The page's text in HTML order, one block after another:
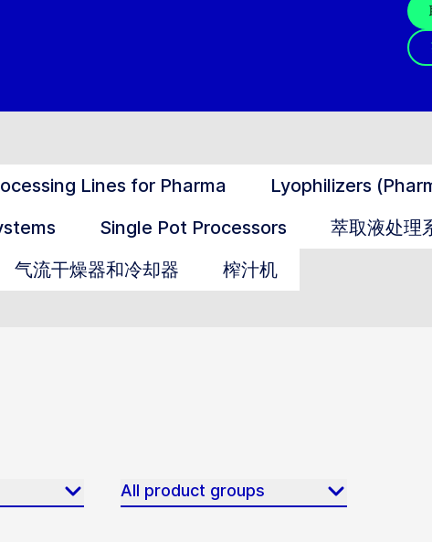
Lines for Pharma Lyophilizers
Single Pot Processors 萃取液处理
气流干燥器和冷却器 榨汁机
All product groups